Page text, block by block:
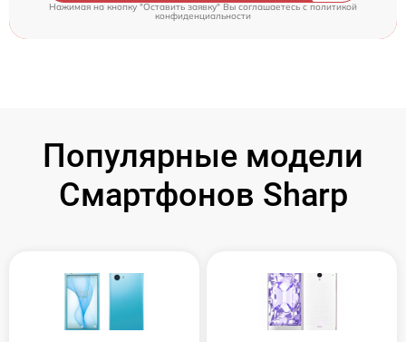
Нажимая на кнопку "Оставить заявку" Вы соглашаетесь c политикой
конфиденциальности
Популярные модели
Смартфонов Sharp